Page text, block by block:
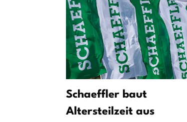
Schaeffler baut
Altersteilzeit aus